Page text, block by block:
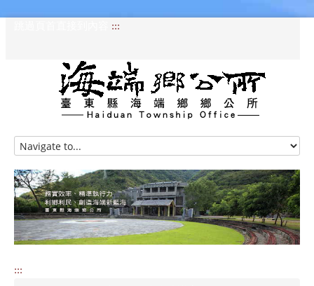
:::
HOME
訊息專區
認識海端
公所介紹
:::